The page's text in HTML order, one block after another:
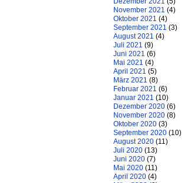
November 2021 (4)
Oktober 2021 (4)
September 2021 (3)
August 2021 (4)
Juli 2021 (9)
Juni 2021 (6)
Mai 2021 (4)
April 2021 (5)
März 2021 (8)
Februar 2021 (6)
Januar 2021 (10)
Dezember 2020 (6)
November 2020 (8)
Oktober 2020 (3)
September 2020 (10)
August 2020 (11)
Juli 2020 (13)
Juni 2020 (7)
Mai 2020 (11)
April 2020 (4)